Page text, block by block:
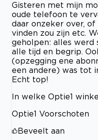
Gisteren met mijn
oude telefoon te
daar onzeker over,
vinden zou zijn etc.
geholpen: alles werd
alle tijd en begrip.
(opzegging ene
een andere) was tot
Echt top!
In welke Optie1
Optie1 Voorschoten
Beveelt aan